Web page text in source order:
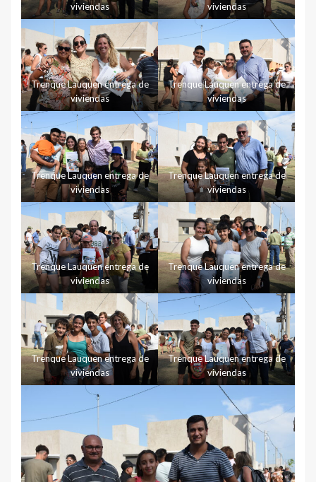
viviendas
viviendas
Trenque Lauquen entrega de
viviendas
Trenque Lauquen entrega de
viviendas
Trenque Lauquen entrega de
viviendas
Trenque Lauquen entrega de
viviendas
Trenque Lauquen entrega de
viviendas
Trenque Lauquen entrega de
viviendas
Trenque Lauquen entrega de
viviendas
Trenque Lauquen entrega de
viviendas